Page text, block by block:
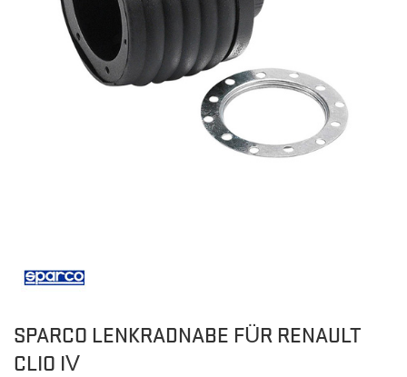
SPARCO LENKRADNABE FÜR RENAULT
CLIO IV